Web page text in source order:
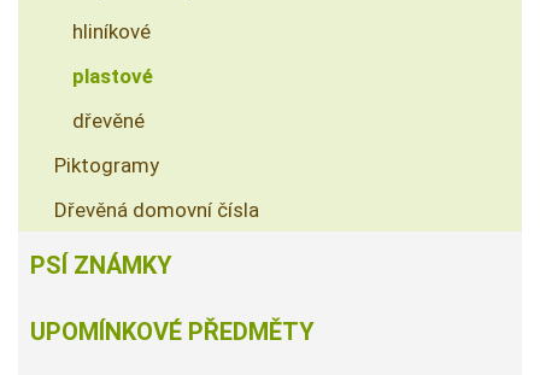
hliníkové
plastové
dřevěné
Piktogramy
Dřevěná domovní čísla
PSÍ ZNÁMKY
UPOMÍNKOVÉ PŘEDMĚTY